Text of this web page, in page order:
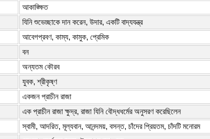
আকাঙ্ক্ষিত
যিনি শুভেচ্ছাকে দান করেন, উদার, একটি বাদ্যযন্ত্র
আবেগপ্রবণ, কাম্য, কামুক, প্রেমিক
বন
অন্যতম কৌরব
যুবক, শ্রীকৃষ্ণ
একজন প্রাচীন রাজা
এক প্রাচীন রাজা ক্ষুদ্র, রাজা যিনি বৌদ্ধধর্মের অনুসরণ করেছিলেন
স্বামী, আদরিত, মূল্যবান, আনন্দময়, বসন্ত, চাঁদের প্রিয়তম, চাঁদটি মনোরম